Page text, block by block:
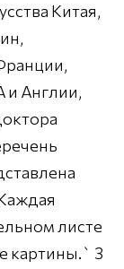
Китая,
и Англии,
листе
картины.` 3